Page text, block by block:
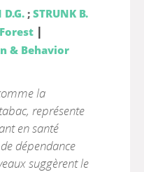
; STRUNK B.
|
& Behavior
la
représente
en santé
dépendance
suggèrent le